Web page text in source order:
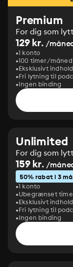
Premium
For dig som
129 kr. /
1 konto
100 timer/måned
Eksklusivt
Fri lytning til
Ingen binding
Unlimited
For dig som
159 kr. /
50% rabat i 3
1 konto
Ubegrænset
Eksklusivt
Fri lytning til
Ingen binding